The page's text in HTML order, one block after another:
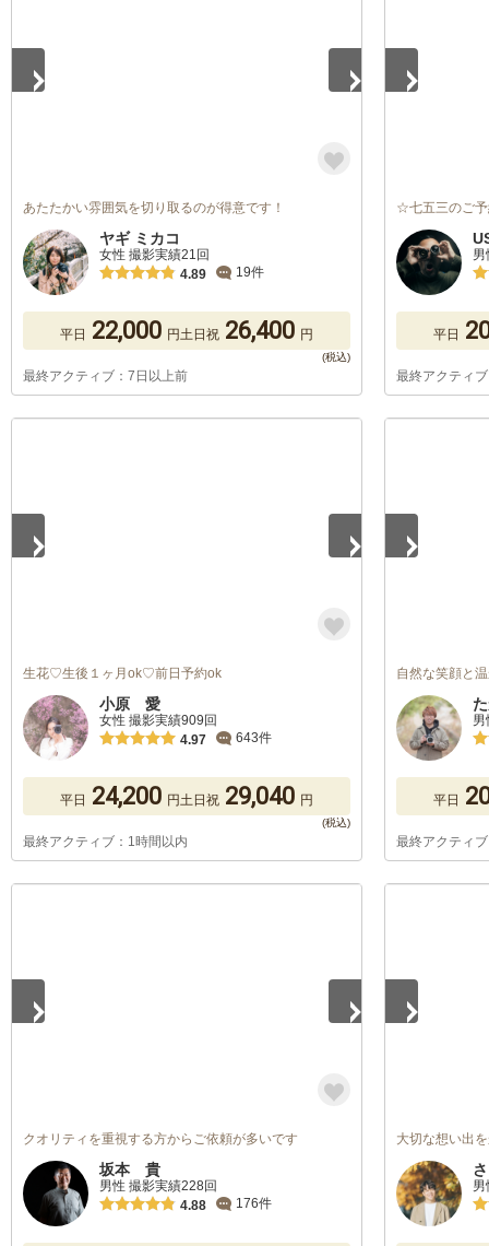
あたたかい雰囲気を切り取るのが得意です！
ヤギ ミカコ
女性 撮影実績21回
4.89
19件
平日 22,000 円土日祝 26,400 円
最終アクティブ：7日以上前
☆七五三のご
平日
最終アクティ
生花♡生後１ヶ月ok♡前日予約ok
小原 愛
女性 撮影実績909回
4.97
643件
平日 24,200 円土日祝 29,040 円
最終アクティブ：1時間以内
自然な笑顔と
平日
最終アクティ
クオリティを重視する方からご依頼が多いです
坂本 貴
男性 撮影実績228回
4.88
176件
大切な想い出